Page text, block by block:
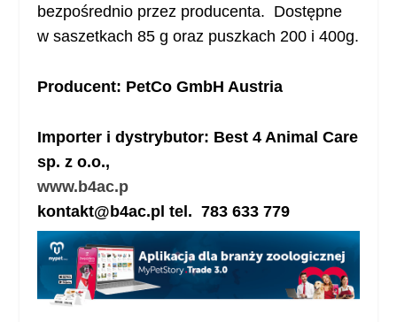
bezpośrednio przez producenta. Dostępne
w saszetkach 85 g oraz puszkach 200 i 400g.
Producent: PetCo GmbH Austria
Importer i dystrybutor: Best 4 Animal Care
sp. z o.o.,
www.b4ac.p
kontakt@b4ac.pl tel. 783 633 779